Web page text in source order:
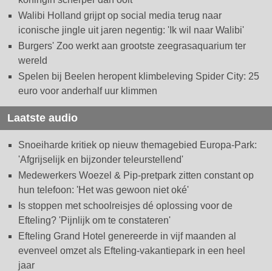
Walibi Holland grijpt op social media terug naar
iconische jingle uit jaren negentig: 'Ik wil naar Walibi'
Burgers' Zoo werkt aan grootste zeegrasaquarium ter
wereld
Spelen bij Beelen heropent klimbeleving Spider City: 25
euro voor anderhalf uur klimmen
Laatste audio
Snoeiharde kritiek op nieuw themagebied Europa-Park:
'Afgrijselijk en bijzonder teleurstellend'
Medewerkers Woezel & Pip-pretpark zitten constant op
hun telefoon: 'Het was gewoon niet oké'
Is stoppen met schoolreisjes dé oplossing voor de
Efteling? 'Pijnlijk om te constateren'
Efteling Grand Hotel genereerde in vijf maanden al
evenveel omzet als Efteling-vakantiepark in een heel
jaar